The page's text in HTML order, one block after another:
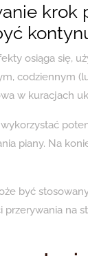
krok
osiąga się,
codziennym
w kuracjach
piany. Na
być
przerywania na